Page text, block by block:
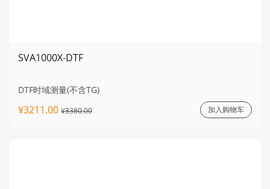
SVA1000X-DTF
DTF时域测量(不含TG)
¥3211.00 ¥3380.00 加入购物车